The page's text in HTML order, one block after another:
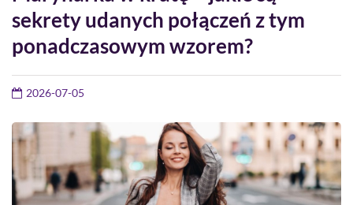
sekrety udanych połączeń z tym
ponadczasowym wzorem?
2026-07-05